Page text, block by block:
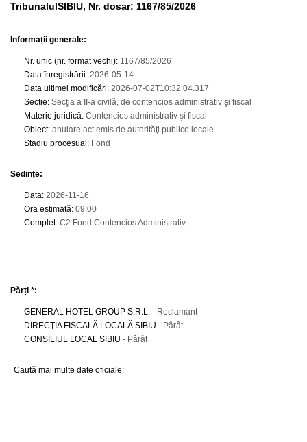
TribunalulSIBIU, Nr. dosar: 1167/85/2026
Informații generale:
Nr. unic (nr. format vechi): 1167/85/2026
Data înregistrării: 2026-05-14
Data ultimei modificări: 2026-07-02T10:32:04.317
Secție: Secţia a II-a civilă, de contencios administrativ şi fiscal
Materie juridică: Contencios administrativ şi fiscal
Obiect: anulare act emis de autorităţi publice locale
Stadiu procesual : Fond
Sedințe:
Data: 2026-11-16
Ora estimată: 09:00
Complet: C2 Fond Contencios Administrativ
Părți *:
GENERAL HOTEL GROUP S.R.L. - Reclamant
DIRECŢIA FISCALĂ LOCALĂ SIBIU - Pârât
CONSILIUL LOCAL SIBIU - Pârât
Caută mai multe date oficiale: